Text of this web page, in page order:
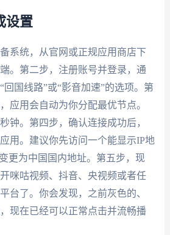
设置
系统，从官网或正规应用商店下
。第二步，注册账号并登录，通
回国线路”或“影音加速”的选项。第
应用会自动为你分配最优节点。
钟。第四步，确认连接成功后，
用。建议你先访问一个能显示IP地
更为中国国内地址。第五步，现
咪咕视频、抖音、央视频或者任
台了。你会发现，之前灰色的、
现在已经可以正常点击并流畅播